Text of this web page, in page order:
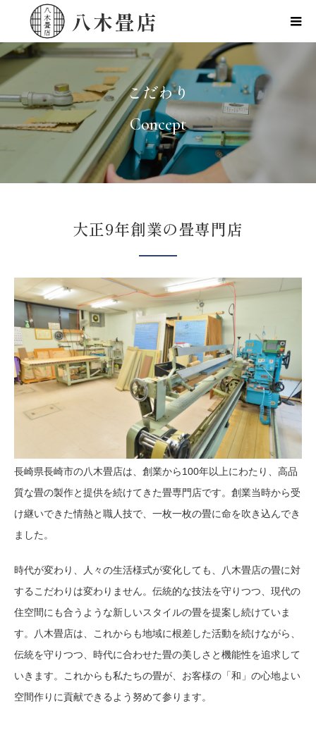
こだわり
Concept
大正9年創業の畳専門店
長崎県長崎市の八木畳店は、創業から100年以上にわたり、高品
質な畳の製作と提供を続けてきた畳専門店です。創業当時から受
け継いできた情熱と職人技で、一枚一枚の畳に命を吹き込んでき
ました。
時代が変わり、人々の生活様式が変化しても、八木畳店の畳に対
するこだわりは変わりません。伝統的な技法を守りつつ、現代の
住空間にも合うような新しいスタイルの畳を提案し続けていま
す。八木畳店は、これからも地域に根差した活動を続けながら、
伝統を守りつつ、時代に合わせた畳の美しさと機能性を追求して
いきます。これからも私たちの畳が、お客様の「和」の心地よい
空間作りに貢献できるよう努めて参ります。